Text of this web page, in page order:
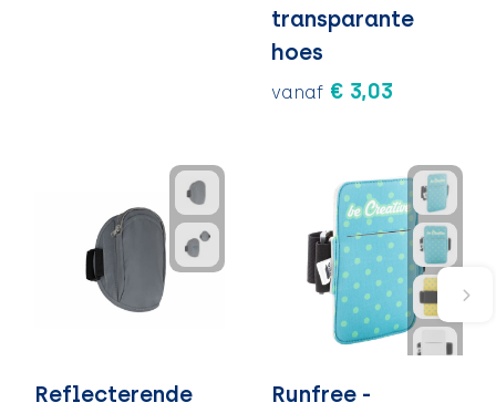
transparante
hoes
vanaf € 3,03
Reflecterende
Runfree -